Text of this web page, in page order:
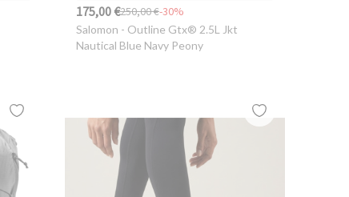
175,00 €250,00 €-30%
Salomon - Outline Gtx® 2.5L Jkt
Nautical Blue Navy Peony